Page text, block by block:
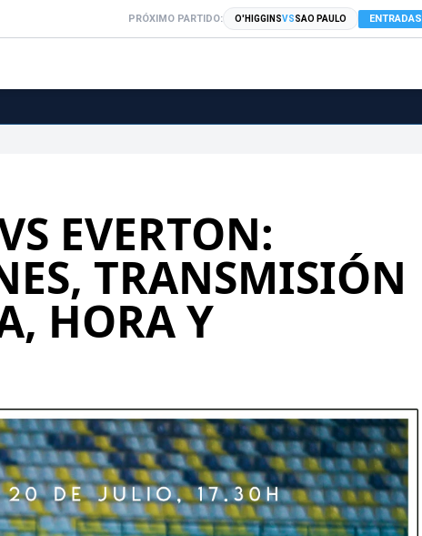
PRÓXIMO PARTIDO: O'HIGGINSVSSAO PAULO ENTRADAS
EVERTON:
TRANSMISIÓN
HORA Y